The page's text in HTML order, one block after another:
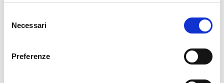
momento cliccando su «Impostazioni» in fondo alla
pagina. Le impostazioni personali sono comunicate ai
nostri partner e non hanno alcuna influenza sui dati del
browser. Ulteriori informazioni sono disponibili nella
delNecessari
Preferenze